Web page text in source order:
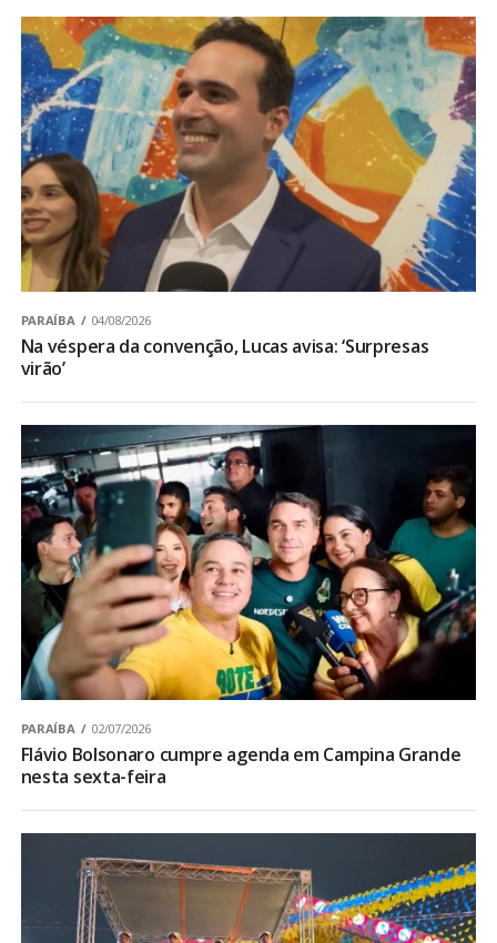
PARAÍBA 04/08/2026
Na véspera da convenção, Lucas avisa: ‘Surpresas
virão’
PARAÍBA 02/07/2026
Flávio Bolsonaro cumpre agenda em Campina Grande
nesta sexta-feira